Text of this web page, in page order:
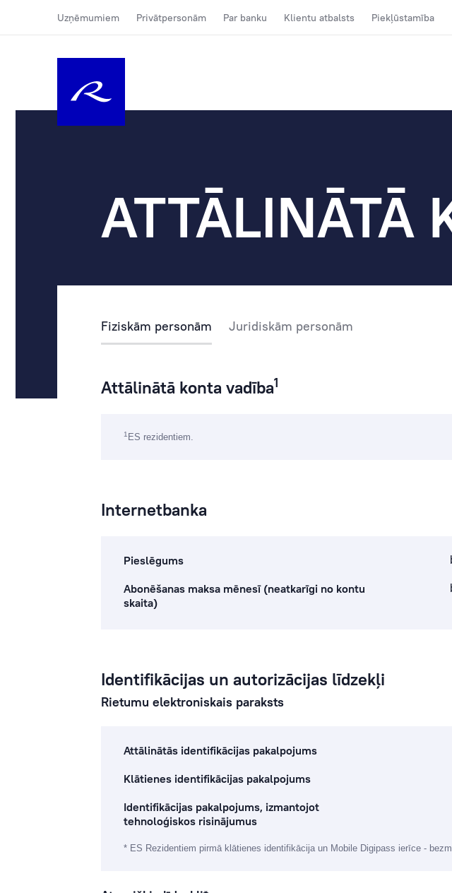
Uzņēmumiem Privātpersonām Par banku Klientu atbalsts Piekļūstamība
ATTĀLINĀTĀ
Fiziskām personām Juridiskām personām
Attālinātā konta vadība1
1 ES rezidentiem.
Internetbanka
Pieslēgums
Abonēšanas maksa mēnesī (neatkarīgi no kontu
skaita)
Identifikācijas un autorizācijas līdzekļi
Rietumu elektroniskais paraksts
Attālinātās identifikācijas pakalpojums
Klātienes identifikācijas pakalpojums
Identifikācijas pakalpojums, izmantojot
tehnoloģiskos risinājumus
* ES Rezidentiem pirmā klātienes identifikācija un Mobile Digipass ierīce -